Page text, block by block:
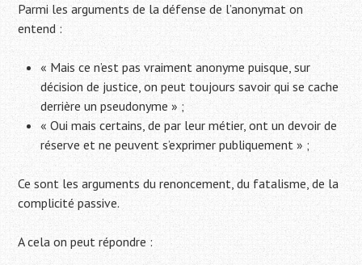
Parmi les arguments de la défense de l’anonymat on
entend :
« Mais ce n’est pas vraiment anonyme puisque, sur
décision de justice, on peut toujours savoir qui se cache
derrière un pseudonyme » ;
« Oui mais certains, de par leur métier, ont un devoir de
réserve et ne peuvent s’exprimer publiquement » ;
Ce sont les arguments du renoncement, du fatalisme, de la
complicité passive.
A cela on peut répondre :